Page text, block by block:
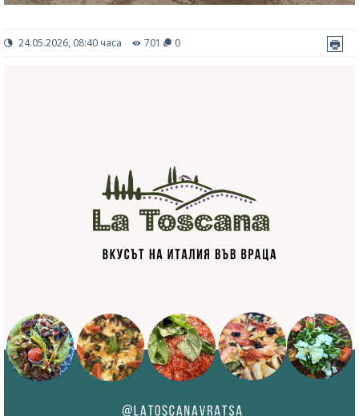
24.05.2026, 08:40 часа 701 0